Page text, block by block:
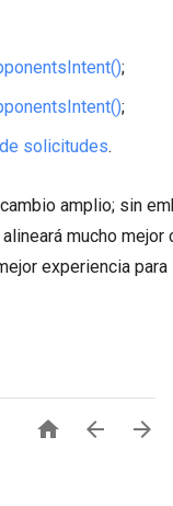
;
;
solicitudes.
amplio; sin
mucho
experiencia
  